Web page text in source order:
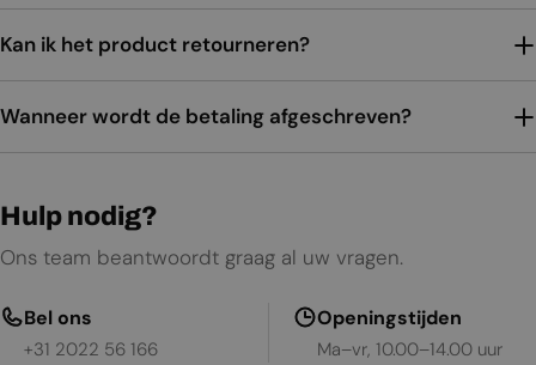
Kan ik het product retourneren?
Wanneer wordt de betaling afgeschreven?
Hulp nodig?
Ons team beantwoordt graag al uw vragen.
Bel ons
+31 2022 56 166
Openingstijden
Ma–vr, 10.00–14.00 uur